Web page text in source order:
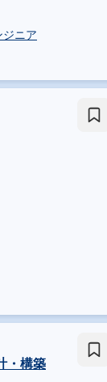
ジニア
・構築